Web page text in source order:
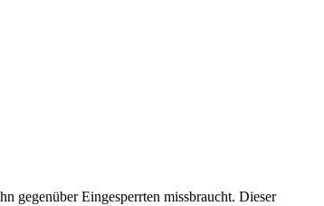
Eingesperrten missbraucht. Dieser